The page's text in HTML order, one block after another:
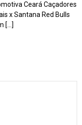
Ceará Caçadores
x Santana Red Bulls
[…]